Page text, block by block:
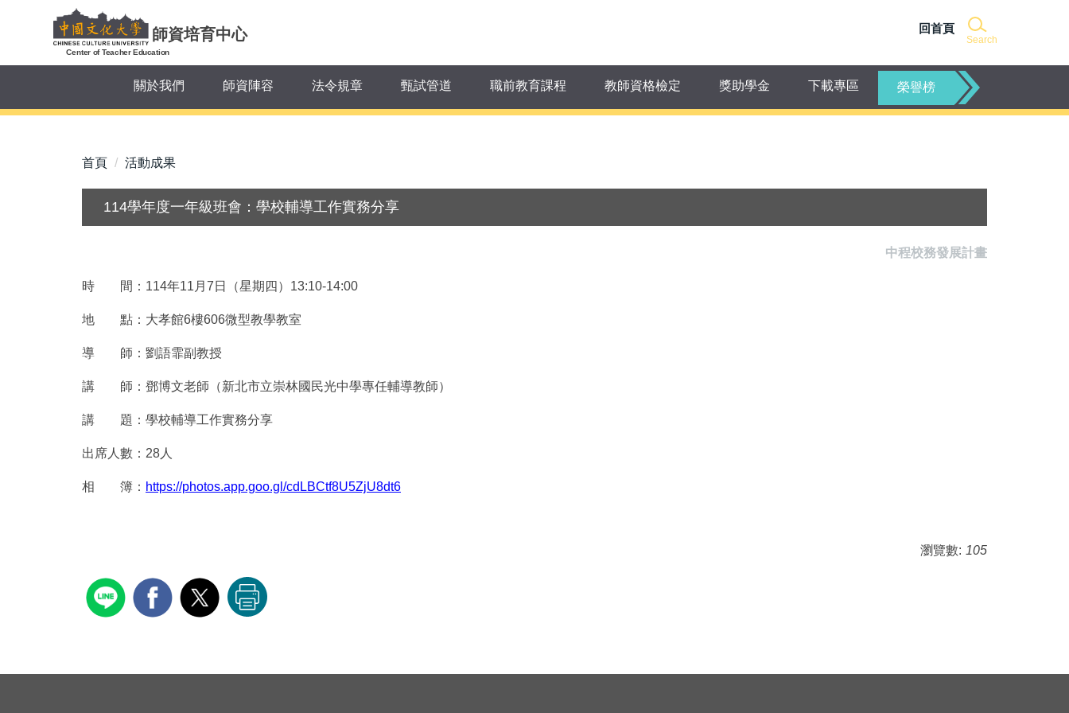
要
容
師資培育中心
Center of Teacher Education
回首頁
Search
關於我們 師資陣容 法令規章 甄試管道 職前教育課程 教師資格檢定 獎助學金 下載專區 榮譽榜
首頁 活動成果
114學年度一年級班會：學校輔導工作實務分享
中程校務發展計畫
時 間：114年11月7日（星期四）13:10-14:00
地 點：大孝館6樓606微型教學教室
導 師：劉語霏副教授
講 師：鄧博文老師（新北市立崇林國民光中學專任輔導教師）
講 題：學校輔導工作實務分享
出席人數：28人
相 簿： https://photos.app.goo.gl/cdLBCtf8U5ZjU8dt6
瀏覽數: 105